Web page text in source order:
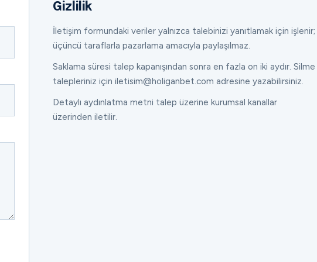
Gizlilik
İletişim formundaki veriler yalnızca talebinizi yanıtlamak için işlenir;
üçüncü taraflarla pazarlama amacıyla paylaşılmaz.
Saklama süresi talep kapanışından sonra en fazla on iki aydır. Silme
talepleriniz için iletisim@holiganbet.com adresine yazabilirsiniz.
Detaylı aydınlatma metni talep üzerine kurumsal kanallar
üzerinden iletilir.